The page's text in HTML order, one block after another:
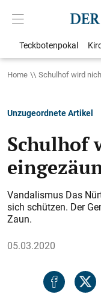
Teckbotenpokal
Home Schulhof wird
Unzugeordnete Artikel
Schulhof
Vandalismus Das
sich schützen. Der
Zaun.
05.03.2020